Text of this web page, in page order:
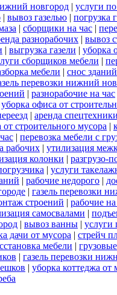
новгород | услуги
| вывоз газелью | погрузка
| сборщики на час |
разнорабочих | вывоз
| выгрузка газели | уборка
сборщиков мебели |
мебели | снос зданий
перевозки нижний
| разнорабочие на час
уборка офиса от
| аренда спецтехники
от строительного мусора |
| перевозка мебели с
рабочих | утилизация
колонки | разгрузо-
| услуги
| рабочие недорого |
| газель перевозки
строений | рабочие на
самосвалами |
| вывоз ванны | услуги
дачи от мусора | стрейч
мебели |
| газель перевозки
| уборка коттеджа от